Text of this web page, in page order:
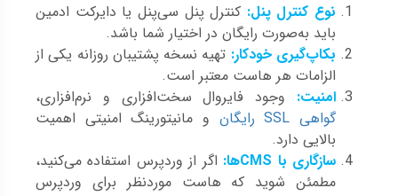
نوع کنترل پنل: کنترل پنل سی‌پنل یا دایرکت ادمین
باید به‌صورت رایگان در اختیار شما باشد.
بکاپ‌گیری خودکار: تهیه نسخه پشتیبان روزانه یکی از
الزامات هر هاست معتبر است.
امنیت: وجود فایروال سخت‌افزاری و نرم‌افزاری،
گواهی SSL رایگان
و مانیتورینگ امنیتی اهمیت
بالایی دارد.
سازگاری با CMSها:
اگر از وردپرس استفاده می‌کنید،
مطمئن شوید که هاست موردنظر برای وردپرس